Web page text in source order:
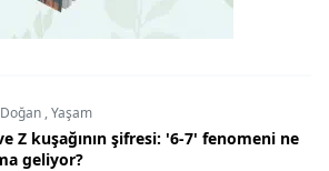
,Yaşam
Z kuşağının şifresi: '6-7' fenomeni ne
geliyor?